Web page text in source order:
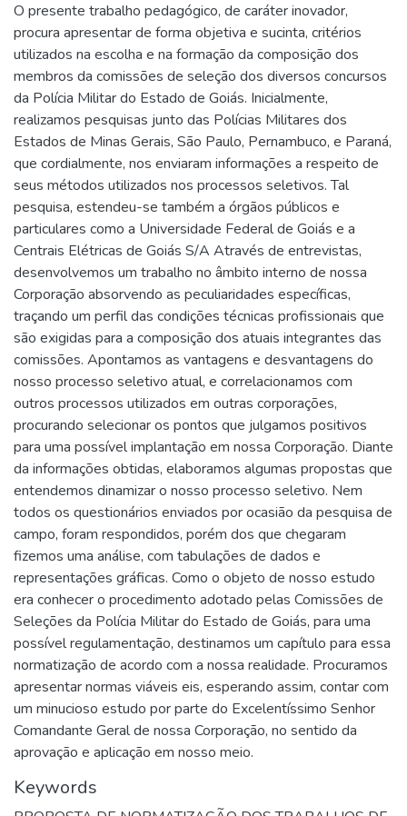
O presente trabalho pedagógico, de caráter inovador,
procura apresentar de forma objetiva e sucinta, critérios
utilizados na escolha e na formação da composição dos
membros da comissões de seleção dos diversos concursos
da Polícia Militar do Estado de Goiás. Inicialmente,
realizamos pesquisas junto das Polícias Militares dos
Estados de Minas Gerais, São Paulo, Pernambuco, e Paraná,
que cordialmente, nos enviaram informações a respeito de
seus métodos utilizados nos processos seletivos. Tal
pesquisa, estendeu-se também a órgãos públicos e
particulares como a Universidade Federal de Goiás e a
Centrais Elétricas de Goiás S/A Através de entrevistas,
desenvolvemos um trabalho no âmbito interno de nossa
Corporação absorvendo as peculiaridades específicas,
traçando um perfil das condições técnicas profissionais que
são exigidas para a composição dos atuais integrantes das
comissões. Apontamos as vantagens e desvantagens do
nosso processo seletivo atual, e correlacionamos com
outros processos utilizados em outras corporações,
procurando selecionar os pontos que julgamos positivos
para uma possível implantação em nossa Corporação. Diante
da informações obtidas, elaboramos algumas propostas que
entendemos dinamizar o nosso processo seletivo. Nem
todos os questionários enviados por ocasião da pesquisa de
campo, foram respondidos, porém dos que chegaram
fizemos uma análise, com tabulações de dados e
representações gráficas. Como o objeto de nosso estudo
era conhecer o procedimento adotado pelas Comissões de
Seleções da Polícia Militar do Estado de Goiás, para uma
possível regulamentação, destinamos um capítulo para essa
normatização de acordo com a nossa realidade. Procuramos
apresentar normas viáveis eis, esperando assim, contar com
um minucioso estudo por parte do Excelentíssimo Senhor
Comandante Geral de nossa Corporação, no sentido da
aprovação e aplicação em nosso meio.
Keywords